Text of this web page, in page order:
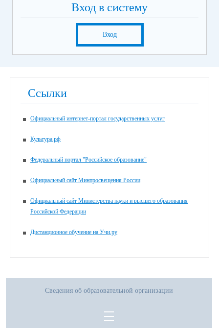
Вход в систему
Вход
Ссылки
Официальный интернет-портал государственных услуг
Культура.рф
Федеральный портал "Российское образование"
Официальный сайт Минпросвещения России
Официальный сайт Министерства науки и высшего образования
Российской Федерации
Дистанционное обучение на Учи.ру
Сведения об образовательной организации